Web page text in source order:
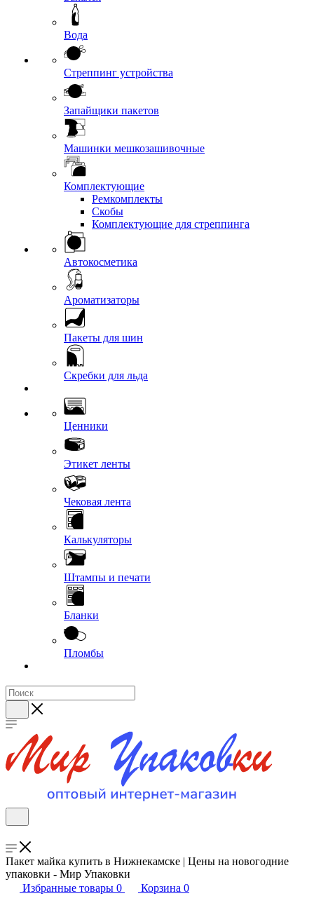
Вода
Стреппинг устройства
Запайщики пакетов
Машинки мешкозашивочные
Комплектующие
Ремкомплекты
Скобы
Комплектующие для стреппинга
Автокосметика
Ароматизаторы
Пакеты для шин
Скребки для льда
Ценники
Этикет ленты
Чековая лента
Калькуляторы
Штампы и печати
Бланки
Пломбы
Пакет майка купить в Нижнекамске | Цены на новогодние
упаковки - Мир Упаковки
Избранные товары 0 Корзина 0